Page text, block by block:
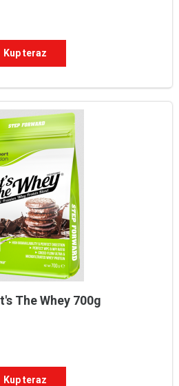
Kup teraz
The Whey 700g
Kup teraz